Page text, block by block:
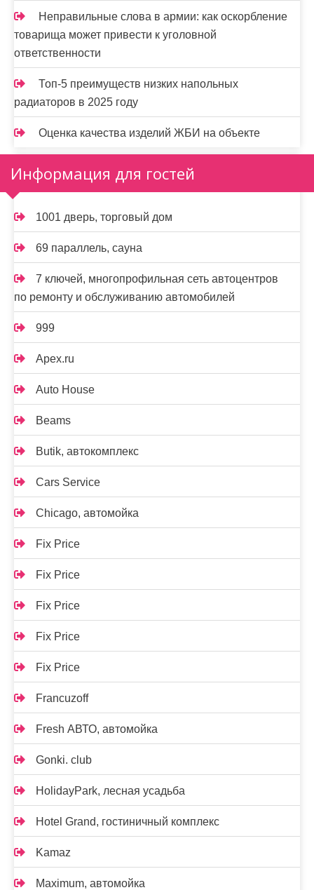
Неправильные слова в армии: как оскорбление
товарища может привести к уголовной
ответственности
Топ-5 преимуществ низких напольных
радиаторов в 2025 году
Оценка качества изделий ЖБИ на объекте
Информация для гостей
1001 дверь, торговый дом
69 параллель, сауна
7 ключей, многопрофильная сеть автоцентров
по ремонту и обслуживанию автомобилей
999
Apex.ru
Auto House
Beams
Butik, автокомплекс
Cars Service
Chicago, автомойка
Fix Price
Fix Price
Fix Price
Fix Price
Fix Price
Francuzoff
Fresh АВТО, автомойка
Gonki. club
HolidayPark, лесная усадьба
Hotel Grand, гостиничный комплекс
Kamaz
Maximum, автомойка